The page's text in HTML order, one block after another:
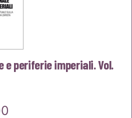
e periferie imperiali. Vol.